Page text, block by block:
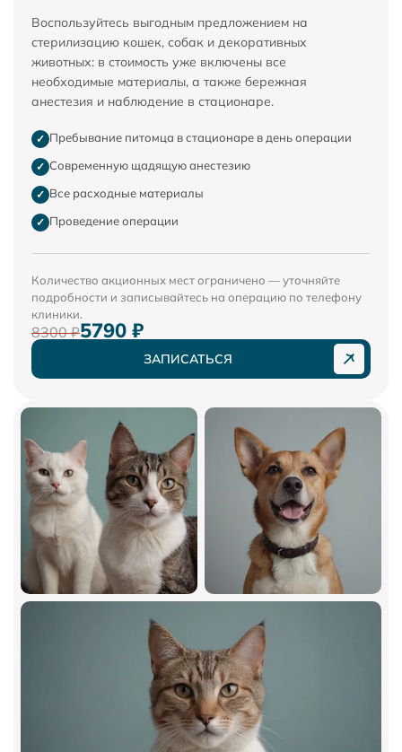
Воспользуйтесь выгодным предложением на
стерилизацию кошек, собак и декоративных
животных: в стоимость уже включены все
необходимые материалы, а также бережная
анестезия и наблюдение в стационаре.
✓ Пребывание питомца в стационаре в день операции
✓ Современную щадящую анестезию
✓ Все расходные материалы
✓ Проведение операции
Количество акционных мест ограничено — уточняйте
подробности и записывайтесь на операцию по телефону
клиники.
8300 ₽5790 ₽
ЗАПИСАТЬСЯ